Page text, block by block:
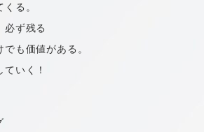
る。
必ず残る
も価値がある。
いく！